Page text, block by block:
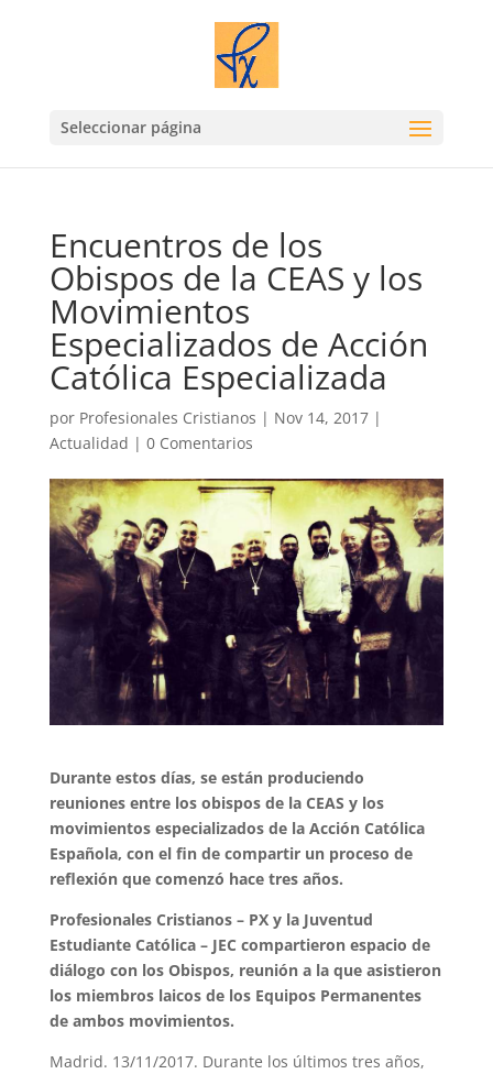
Seleccionar página
Encuentros de los
Obispos de la CEAS y los
Movimientos
Especializados de Acción
Católica Especializada
por Profesionales Cristianos | Nov 14, 2017|
Actualidad | 0 Comentarios
Durante estos días, se están produciendo
reuniones entre los obispos de la CEAS y los
movimientos especializados de la Acción Católica
Española, con el fin de compartir un proceso de
reflexión que comenzó hace tres años.
Profesionales Cristianos – PX y la Juventud
Estudiante Católica – JEC compartieron espacio de
diálogo con los Obispos, reunión a la que asistieron
los miembros laicos de los Equipos Permanentes
de ambos movimientos.
Madrid. 13/11/2017. Durante los últimos tres años,